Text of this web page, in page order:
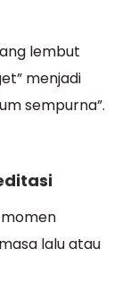
lembut
menjadi
sempurna”.
lalu atau